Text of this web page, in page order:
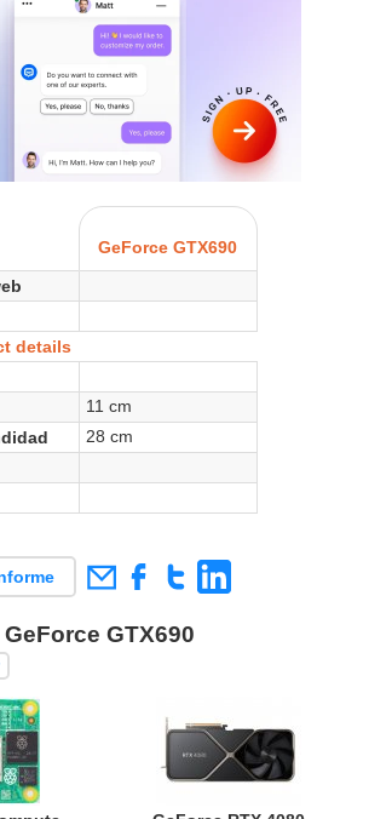
GeForce GTX690
details
11 cm
28 cm
GTX690